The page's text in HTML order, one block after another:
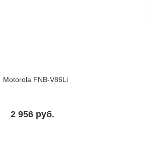
Motorola FNB-V86Li
2 956 pуб.